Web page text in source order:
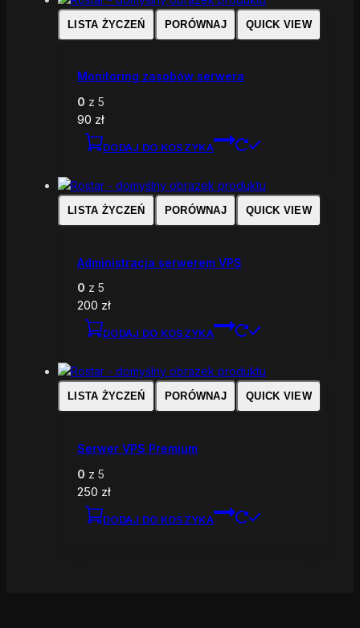
LISTA ŻYCZEŃ PORÓWNAJ QUICK VIEW
Monitoring zasobów serwera
0 z 5
90 zł
DODAJ DO KOSZYKA
LISTA ŻYCZEŃ PORÓWNAJ QUICK VIEW
Administracja serwerem VPS
0 z 5
200 zł
DODAJ DO KOSZYKA
LISTA ŻYCZEŃ PORÓWNAJ QUICK VIEW
Serwer VPS Premium
0 z 5
250 zł
DODAJ DO KOSZYKA